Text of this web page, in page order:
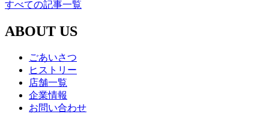
すべての記事一覧
ABOUT US
ごあいさつ
ヒストリー
店舗一覧
企業情報
お問い合わせ